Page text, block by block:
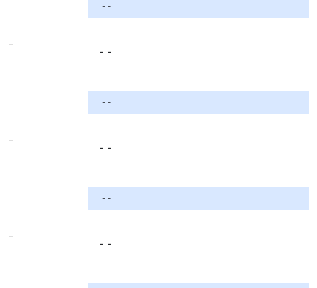
- -
-
- -
- -
-
- -
- -
-
- -